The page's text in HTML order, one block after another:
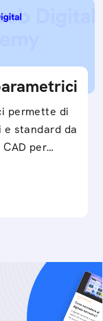
permette di
standard da
per…